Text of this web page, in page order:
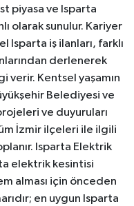
piyasa ve Isparta
olarak sunulur. Kariyer
Isparta iş ilanları, farklı
derlenerek
verir. Kentsel yaşamın
Belediyesi ve
ve duyuruları
İzmir ilçeleri ile ilgili
Isparta Elektrik
elektrik kesintisi
alması için önceden
en uygun Isparta